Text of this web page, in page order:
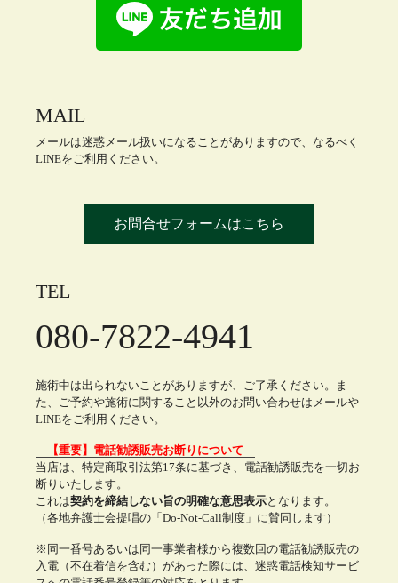
MAIL
メールは迷惑メール扱いになることがありますので、なるべく
LINEをご利用ください。
お問合せフォームはこちら
TEL
080-7822-4941
施術中は出られないことがありますが、ご了承ください。ま
た、ご予約や施術に関すること以外のお問い合わせはメールや
LINEをご利用ください。
【重要】電話勧誘販売お断りについて
当店は、特定商取引法第17条に基づき、電話勧誘販売を一切お
断りいたします。
これは契約を締結しない旨の明確な意思表示となります。
（各地弁護士会提唱の「Do-Not-Call制度」に賛同します）
※同一番号あるいは同一事業者様から複数回の電話勧誘販売の
入電（不在着信を含む）があった際には、迷惑電話検知サービ